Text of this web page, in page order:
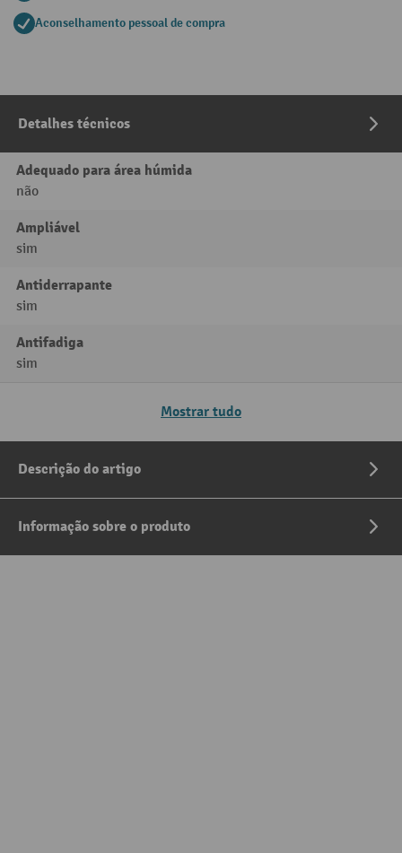
Aconselhamento pessoal de compra
Detalhes técnicos
Adequado para área húmida
não
Ampliável
sim
Antiderrapante
sim
Antifadiga
sim
Mostrar tudo
Descrição do artigo
Informação sobre o produto